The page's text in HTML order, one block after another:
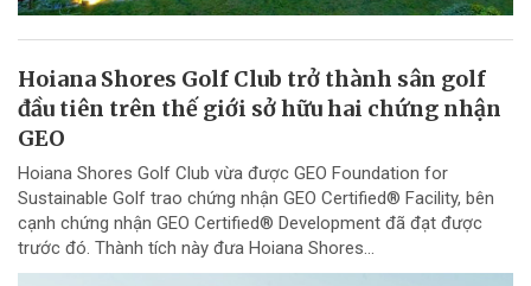
Hoiana Shores Golf Club trở thành sân golf
đầu tiên trên thế giới sở hữu hai chứng nhận
GEO
Hoiana Shores Golf Club vừa được GEO Foundation for
Sustainable Golf trao chứng nhận GEO Certified® Facility, bên
cạnh chứng nhận GEO Certified® Development đã đạt được
trước đó. Thành tích này đưa Hoiana Shores...